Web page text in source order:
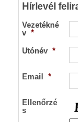
Hírlevél
Vezetékné
v *
Utónév *
Email *
Ellenőrzé
s